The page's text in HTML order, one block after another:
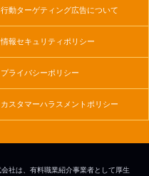
行動ターゲティング広告について
情報セキュリティポリシー
プライバシーポリシー
カスタマーハラスメントポリシー